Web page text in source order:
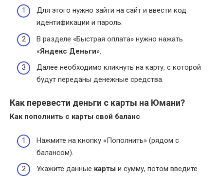
Для этого нужно зайти на сайт и ввести код
идентификации и пароль.
В разделе «Быстрая оплата» нужно нажать
«Яндекс Деньги».
Далее необходимо кликнуть на карту, с которой
будут переданы денежные средства.
Как перевести деньги с карты на Юмани?
Как пополнить с карты свой баланс
Нажмите на кнопку «Пополнить» (рядом с
балансом).
Укажите данные карты и сумму, потом введите